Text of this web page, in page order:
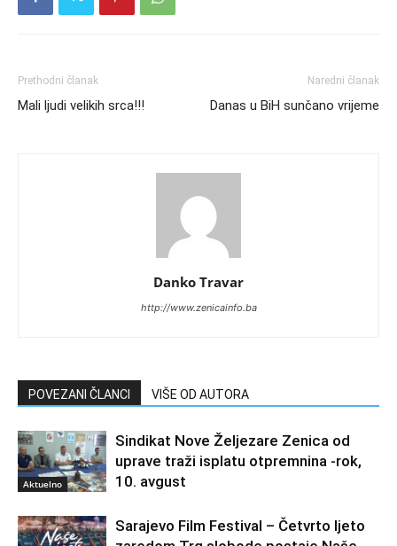
Prethodni članak
Mali ljudi velikih srca!!!
Naredni članak
Danas u BiH sunčano vrijeme
Danko Travar
http://www.zenicainfo.ba
POVEZANI ČLANCI VIŠE OD AUTORA
Aktuelno
Sindikat Nove Željezare Zenica od
uprave traži isplatu otpremnina -rok,
10. avgust
Sarajevo Film Festival – Četvrto ljeto